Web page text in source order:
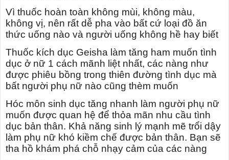
Vì thuốc hoàn toàn không mùi, không màu,
không vị, nên rất dễ pha vào bất cứ loại đồ ăn
thức uống nào và người uống không hề hay biết
Thuốc kích dục Geisha làm tăng ham muốn tình
dục ở nữ 1 cách mãnh liệt nhất, các nàng như
được phiêu bồng trong thiên đường tình dục mà
bất người phụ nữ nào cũng thèm muốn
Hóc môn sinh dục tăng nhanh làm người phụ nữ
muốn được quan hệ để thỏa mãn nhu cầu tình
dục bản thân. Khả năng sinh lý mạnh mẽ trổi dậy
làm phụ nữ khó kiềm chế được bản thân. Bạn sẽ
tha hồ khám phá chỗ nhạy cảm của các nàng